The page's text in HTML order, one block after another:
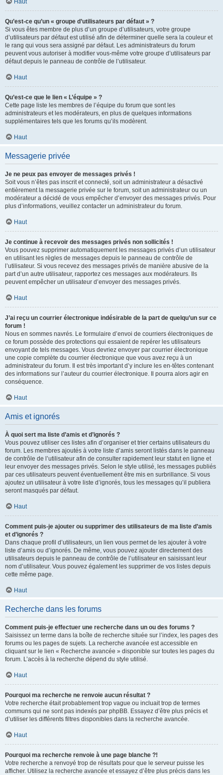
Haut
Qu’est-ce qu’un « groupe d’utilisateurs par défaut » ?
Si vous êtes membre de plus d’un groupe d’utilisateurs, votre groupe
d’utilisateurs par défaut est utilisé afin de déterminer quelle sera la couleur et
le rang qui vous sera assigné par défaut. Les administrateurs du forum
peuvent vous autoriser à modifier vous-même votre groupe d’utilisateurs par
défaut depuis le panneau de contrôle de l’utilisateur.
Haut
Qu’est-ce que le lien « L’équipe » ?
Cette page liste les membres de l’équipe du forum que sont les
administrateurs et les modérateurs, en plus de quelques informations
supplémentaires tels que les forums qu’ils modèrent.
Haut
Messagerie privée
Je ne peux pas envoyer de messages privés !
Soit vous n’êtes pas inscrit et connecté, soit un administrateur a désactivé
entièrement la messagerie privée sur le forum, soit un administrateur ou un
modérateur a décidé de vous empêcher d’envoyer des messages privés. Pour
plus d’informations, veuillez contacter un administrateur du forum.
Haut
Je continue à recevoir des messages privés non sollicités !
Vous pouvez supprimer automatiquement les messages privés d’un utilisateur
en utilisant les règles de messages depuis le panneau de contrôle de
l’utilisateur. Si vous recevez des messages privés de manière abusive de la
part d’un autre utilisateur, rapportez ces messages aux modérateurs. Ils
peuvent empêcher un utilisateur d’envoyer des messages privés.
Haut
J’ai reçu un courrier électronique indésirable de la part de quelqu’un sur ce
forum !
Nous en sommes navrés. Le formulaire d’envoi de courriers électroniques de
ce forum possède des protections qui essaient de repérer les utilisateurs
envoyant de tels messages. Vous devriez envoyer par courrier électronique
une copie complète du courrier électronique que vous avez reçu à un
administrateur du forum. Il est très important d’y inclure les en-têtes contenant
des informations sur l’auteur du courrier électronique. Il pourra alors agir en
conséquence.
Haut
Amis et ignorés
À quoi sert ma liste d’amis et d’ignorés ?
Vous pouvez utiliser ces listes afin d’organiser et trier certains utilisateurs du
forum. Les membres ajoutés à votre liste d’amis seront listés dans le panneau
de contrôle de l’utilisateur afin de consulter rapidement leur statut en ligne et
leur envoyer des messages privés. Selon le style utilisé, les messages publiés
par ces utilisateurs peuvent éventuellement être mis en surbrillance. Si vous
ajoutez un utilisateur à votre liste d’ignorés, tous les messages qu’il publiera
seront masqués par défaut.
Haut
Comment puis-je ajouter ou supprimer des utilisateurs de ma liste d’amis
et d’ignorés ?
Dans chaque profil d’utilisateurs, un lien vous permet de les ajouter à votre
liste d’amis ou d’ignorés. De même, vous pouvez ajouter directement des
utilisateurs depuis le panneau de contrôle de l’utilisateur en saisissant leur
nom d’utilisateur. Vous pouvez également les supprimer de vos listes depuis
cette même page.
Haut
Recherche dans les forums
Comment puis-je effectuer une recherche dans un ou des forums ?
Saisissez un terme dans la boîte de recherche située sur l’index, les pages des
forums ou les pages de sujets. La recherche avancée est accessible en
cliquant sur le lien « Recherche avancée » disponible sur toutes les pages du
forum. L’accès à la recherche dépend du style utilisé.
Haut
Pourquoi ma recherche ne renvoie aucun résultat ?
Votre recherche était probablement trop vague ou incluait trop de termes
communs qui ne sont pas indexés par phpBB. Essayez d’être plus précis et
d’utiliser les différents filtres disponibles dans la recherche avancée.
Haut
Pourquoi ma recherche renvoie à une page blanche ?!
Votre recherche a renvoyé trop de résultats pour que le serveur puisse les
afficher. Utilisez la recherche avancée et essayez d’être plus précis dans les